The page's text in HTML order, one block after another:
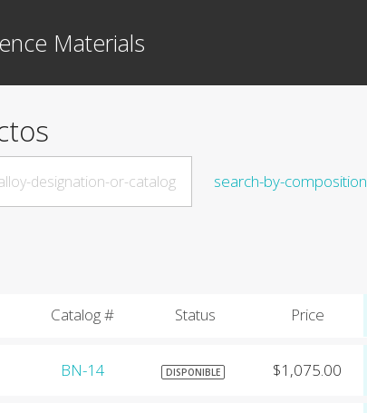
Materials
search-by-composition
Catalog # Status Price
BN-14 DISPONIBLE $1,075.00